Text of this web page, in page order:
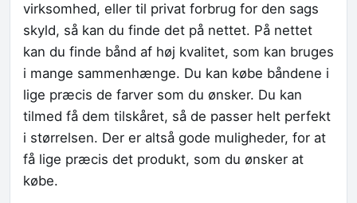
virksomhed, eller til privat forbrug for den sags
skyld, så kan du finde det på nettet. På nettet
kan du finde bånd af høj kvalitet, som kan bruges
i mange sammenhænge. Du kan købe båndene i
lige præcis de farver som du ønsker. Du kan
tilmed få dem tilskåret, så de passer helt perfekt
i størrelsen. Der er altså gode muligheder, for at
få lige præcis det produkt, som du ønsker at
købe.